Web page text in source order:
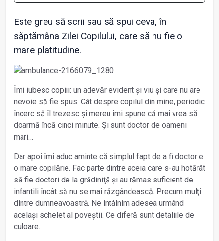
Este greu să scrii sau să spui ceva, în
săptămâna Zilei Copilului, care să nu fie o
mare platitudine.
Îmi iubesc copiii: un adevăr evident și viu și care nu are
nevoie să fie spus. Cât despre copilul din mine, periodic
încerc să îl trezesc și mereu îmi spune că mai vrea să
doarmă încă cinci minute. Și sunt doctor de oameni
mari…
Dar apoi îmi aduc aminte că simplul fapt de a fi doctor e
o mare copilărie. Fac parte dintre aceia care s-au hotărât
să fie doctori de la grădiniţă și au rămas suficient de
infantili încât să nu se mai răzgândească. Precum mulţi
dintre dumneavoastră. Ne întâlnim adesea urmând
același schelet al poveștii. Ce diferă sunt detaliile de
culoare.